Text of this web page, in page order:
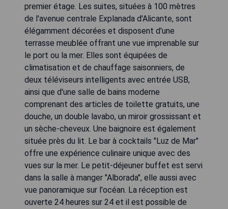
premier étage. Les suites, situées à 100 mètres
de l'avenue centrale Explanada d'Alicante, sont
élégamment décorées et disposent d'une
terrasse meublée offrant une vue imprenable sur
le port ou la mer. Elles sont équipées de
climatisation et de chauffage saisonniers, de
deux téléviseurs intelligents avec entrée USB,
ainsi que d'une salle de bains moderne
comprenant des articles de toilette gratuits, une
douche, un double lavabo, un miroir grossissant et
un sèche-cheveux. Une baignoire est également
située près du lit. Le bar à cocktails "Luz de Mar"
offre une expérience culinaire unique avec des
vues sur la mer. Le petit-déjeuner buffet est servi
dans la salle à manger "Alborada", elle aussi avec
vue panoramique sur l'océan. La réception est
ouverte 24 heures sur 24 et il est possible de